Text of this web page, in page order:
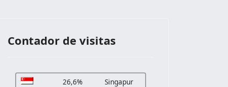
Contador de visitas
26,6%
Singapur